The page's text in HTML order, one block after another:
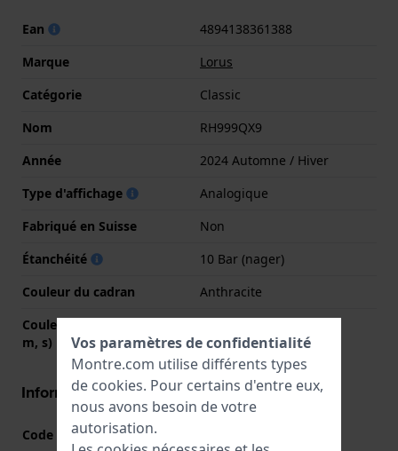
Ean
4894138361388
Marque
Lorus
Catégorie
Classic
Nom
RH999QX9
Année
2024 Automne / Hiver
Type d'affichage
Analogique
Fabriqué en Suisse
Non
Étanchéité
10 Bar (nager)
Couleur du cadran
Anthracite
Couleurs des aiguilles (h,
m, s)
Informations boîtier
Code boîtier
Vos paramètres de confidentialité
Montre.com utilise différents types
de cookies. Pour certains d'entre eux,
nous avons besoin de votre
autorisation.